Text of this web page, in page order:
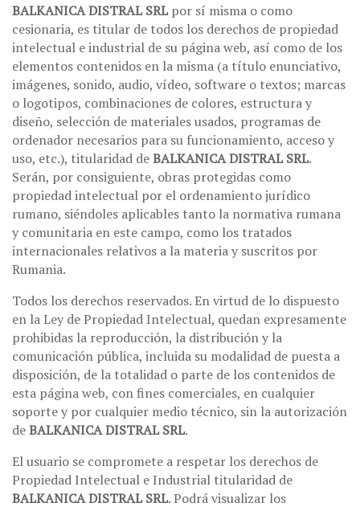
BALKANICA DISTRAL SRLpor sí misma o como
cesionaria, es titular de todos los derechos de propiedad
intelectual e industrial de su página web, así como de los
elementos contenidos en la misma (a título enunciativo,
imágenes, sonido, audio, vídeo, software o textos; marcas
o logotipos, combinaciones de colores, estructura y
diseño, selección de materiales usados, programas de
ordenador necesarios para su funcionamiento, acceso y
uso, etc.), titularidad deBALKANICA DISTRAL SRL.
Serán, por consiguiente, obras protegidas como
propiedad intelectual por el ordenamiento jurídico
rumano, siéndoles aplicables tanto la normativa rumana
y comunitaria en este campo, como los tratados
internacionales relativos a la materia y suscritos por
Rumania.
Todos los derechos reservados. En virtud de lo dispuesto
en la Ley de Propiedad Intelectual, quedan expresamente
prohibidas la reproducción, la distribución y la
comunicación pública, incluida su modalidad de puesta a
disposición, de la totalidad o parte de los contenidos de
esta página web, con fines comerciales, en cualquier
soporte y por cualquier medio técnico, sin la autorización
deBALKANICA DISTRAL SRL.
El usuario se compromete a respetar los derechos de
Propiedad Intelectual e Industrial titularidad de
BALKANICA DISTRAL SRL. Podrá visualizar los